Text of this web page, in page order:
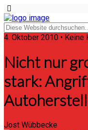
4. Oktober 2010 • Keine
Nicht nur
stark:
Jost Wübbecke